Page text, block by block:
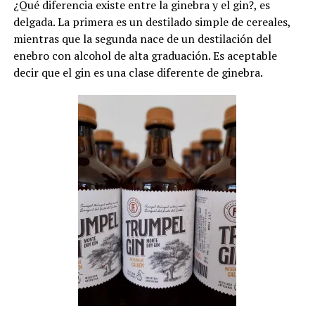
¿Qué diferencia existe entre la ginebra y el gin?, es
delgada. La primera es un destilado simple de cereales,
mientras que la segunda nace de un destilación del
enebro con alcohol de alta graduación. Es aceptable
decir que el gin es una clase diferente de ginebra.